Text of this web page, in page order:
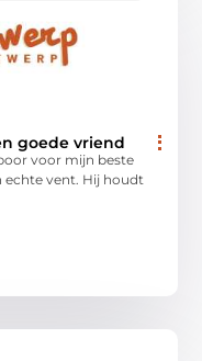
goede vriend
voor mijn beste
echte vent. Hij houdt